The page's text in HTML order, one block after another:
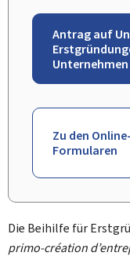
Antrag auf
Unternehmen
Zu den
Formularen
Die Beihilfe für
primo-création